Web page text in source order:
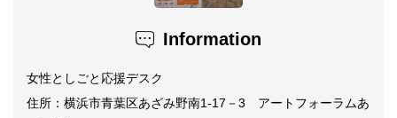
Information
女性としごと応援デスク
住所：横浜市青葉区あざみ野南1‐17－3 アートフォーラムあ